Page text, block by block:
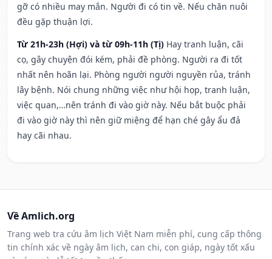
gỡ có nhiều may mắn. Người đi có tin về. Nếu chăn nuôi
đều gặp thuận lợi.
Từ 21h-23h (Hợi) và từ 09h-11h (Tị) Hay tranh luận, cãi
cọ, gây chuyện đói kém, phải đề phòng. Người ra đi tốt
nhất nên hoãn lại. Phòng người người nguyền rủa, tránh
lây bệnh. Nói chung những việc như hội họp, tranh luận,
việc quan,…nên tránh đi vào giờ này. Nếu bắt buộc phải
đi vào giờ này thì nên giữ miệng để hạn ché gây ẩu đả
hay cãi nhau.
Về Amlich.org
Trang web tra cứu âm lịch Việt Nam miễn phí, cung cấp thông
tin chính xác về ngày âm lịch, can chi, con giáp, ngày tốt xấu